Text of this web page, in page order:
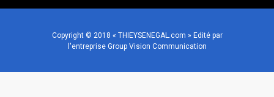
Copyright © 2018 « THIEYSENEGAL.com » Edité par
l'entreprise Group Vision Communication